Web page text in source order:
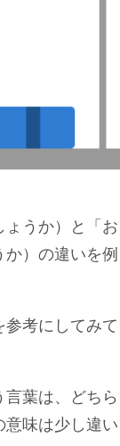
ょうか）と「お
）の違いを例
考にしてみて
葉は、どちら
意味は少し違い